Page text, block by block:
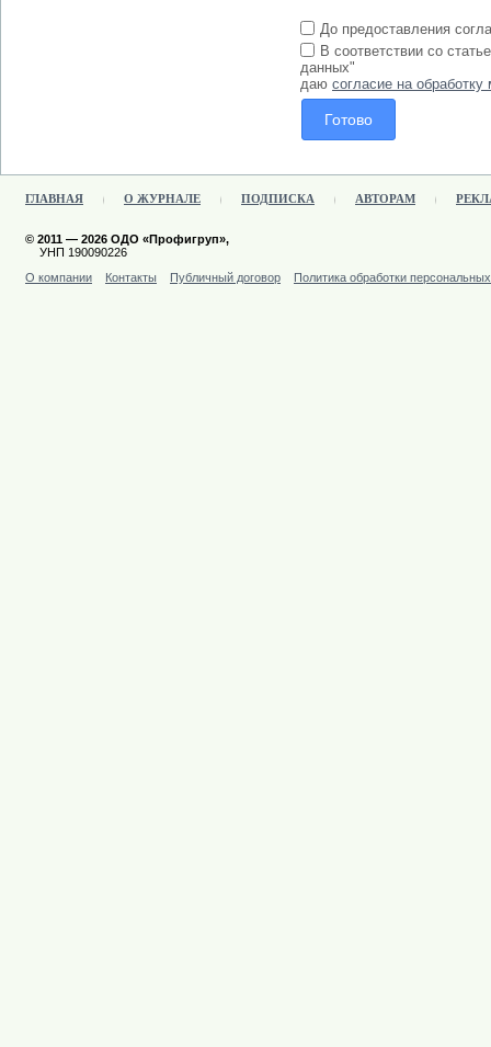
До предоставления
В соответствии со
данных"
даю согласие на
ГЛАВНАЯ О ЖУРНАЛЕ ПОДПИСКА АВТОРАМ
© 2011 — 2026 ОДО «Профигруп»,
УНП 190090226
О компании
Контакты Публичный договор Политика обработки